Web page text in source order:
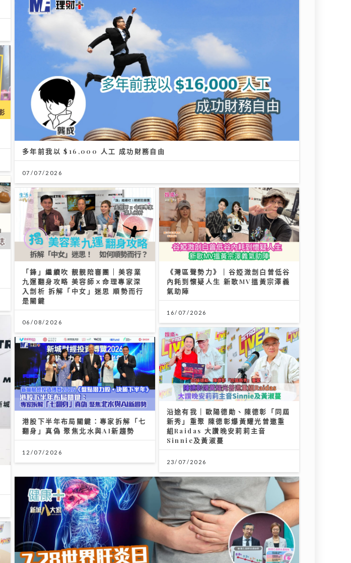
多年前我以 $16,000 人工 成功財務自由
07/07/2026
「鋒」繼續吹 靚靚陪審團 | 美容業
九運翻身攻略 美容師ｘ命理專家深
入剖析 拆解「中女」迷思 順勢而行
是關鍵
06/08/2026
《灣區聲勢力》｜谷婭溦剖白曾低谷
內耗到懷疑人生 新歌MV搵黃宗澤義
氣助陣
16/07/2026
沿途有我｜歐陽德勛、陳德彰「同屆
新秀」重聚 陳德彰爆黃耀光曾邀重
組Raidas 大讚晚安莉莉主音
Sinnie及黃淑蔓
23/07/2026
港股下半年布局關鍵：專家拆解「七
翻身」真偽 聚焦北水與AI新趨勢
12/07/2026